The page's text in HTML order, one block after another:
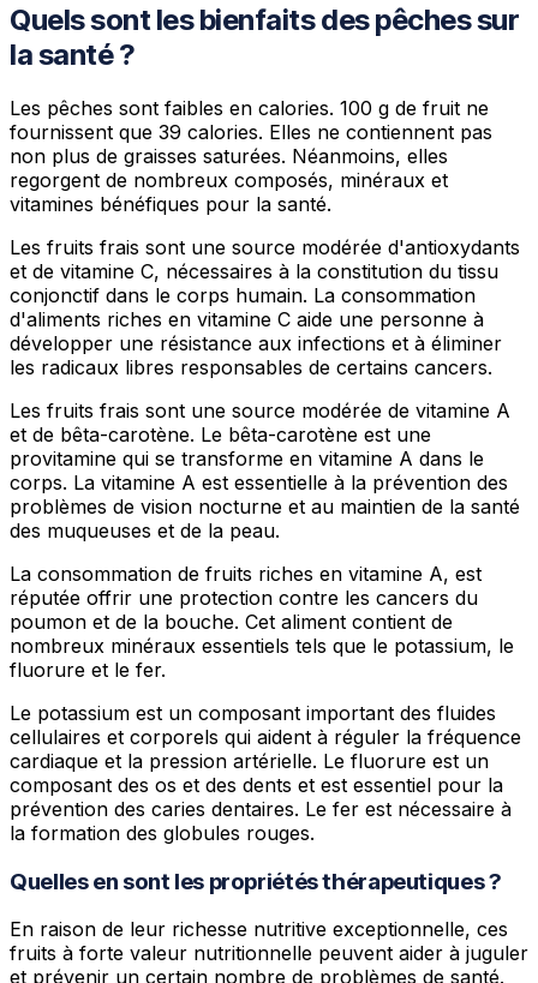
Quels sont les bienfaits des pêches sur
la santé ?
Les pêches sont faibles en calories. 100 g de fruit ne
fournissent que 39 calories. Elles ne contiennent pas
non plus de graisses saturées. Néanmoins, elles
regorgent de nombreux composés, minéraux et
vitamines bénéfiques pour la santé.
Les fruits frais sont une source modérée d'antioxydants
et de vitamine C, nécessaires à la constitution du tissu
conjonctif dans le corps humain. La consommation
d'aliments riches en vitamine C aide une personne à
développer une résistance aux infections et à éliminer
les radicaux libres responsables de certains cancers.
Les fruits frais sont une source modérée de vitamine A
et de bêta-carotène. Le bêta-carotène est une
provitamine qui se transforme en vitamine A dans le
corps. La vitamine A est essentielle à la prévention des
problèmes de vision nocturne et au maintien de la santé
des muqueuses et de la peau.
La consommation de fruits riches en vitamine A, est
réputée offrir une protection contre les cancers du
poumon et de la bouche. Cet aliment contient de
nombreux minéraux essentiels tels que le potassium, le
fluorure et le fer.
Le potassium est un composant important des fluides
cellulaires et corporels qui aident à réguler la fréquence
cardiaque et la pression artérielle. Le fluorure est un
composant des os et des dents et est essentiel pour la
prévention des caries dentaires. Le fer est nécessaire à
la formation des globules rouges.
Quelles en sont les propriétés thérapeutiques ?
En raison de leur richesse nutritive exceptionnelle, ces
fruits à forte valeur nutritionnelle peuvent aider à juguler
et prévenir un certain nombre de problèmes de santé.